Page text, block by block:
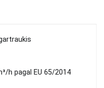
h pagal EU 65/2014